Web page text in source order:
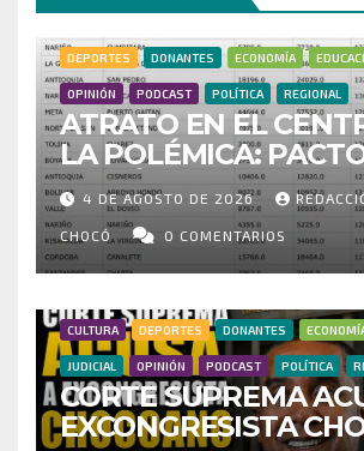
DEPORTES DONANTES ECONOMÍA
OPINIÓN PODCAST POLÍTICA REGIONAL
ATRATO EN EL
LA POLÉMICA:
HISTÓRICO
CENSO ELECTORAL
INVESTIGAR
FRAUDE
4 DE AGOSTO DE 2026
CHOCÓ 0 COMENTARIOS
CULTURA DEPORTES DONANTES
JUDICIAL OPINIÓN PODCAST POLÍTICA
CORTE SUPREMA
EXCONGRESISTA